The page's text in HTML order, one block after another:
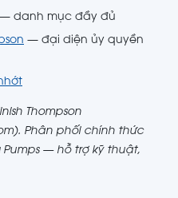
— danh mục đầy đủ
— đại diện ủy quyền
Thompson
Phân phối chính thức
Pumps — hỗ trợ kỹ thuật,